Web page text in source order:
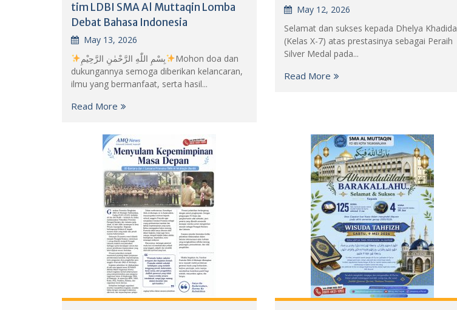
tim LDBI SMA Al Muttaqin Lomba
Debat Bahasa Indonesia
May 13, 2026
بِسْمِ اللّٰهِ الرَّحْمٰنِ الرَّحِيْمِ
Mohon doa dan
dukungannya semoga diberikan kelancaran,
ilmu yang bermanfaat, serta hasil...
Read More
May 12, 2026
Selamat dan sukses kepada Dhelya Khadida
(Kelas X-7) atas prestasinya sebagai Peraih
Silver Medal pada...
Read More